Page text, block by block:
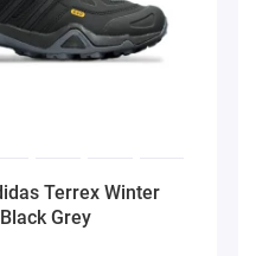
Terrex Winter
Grey